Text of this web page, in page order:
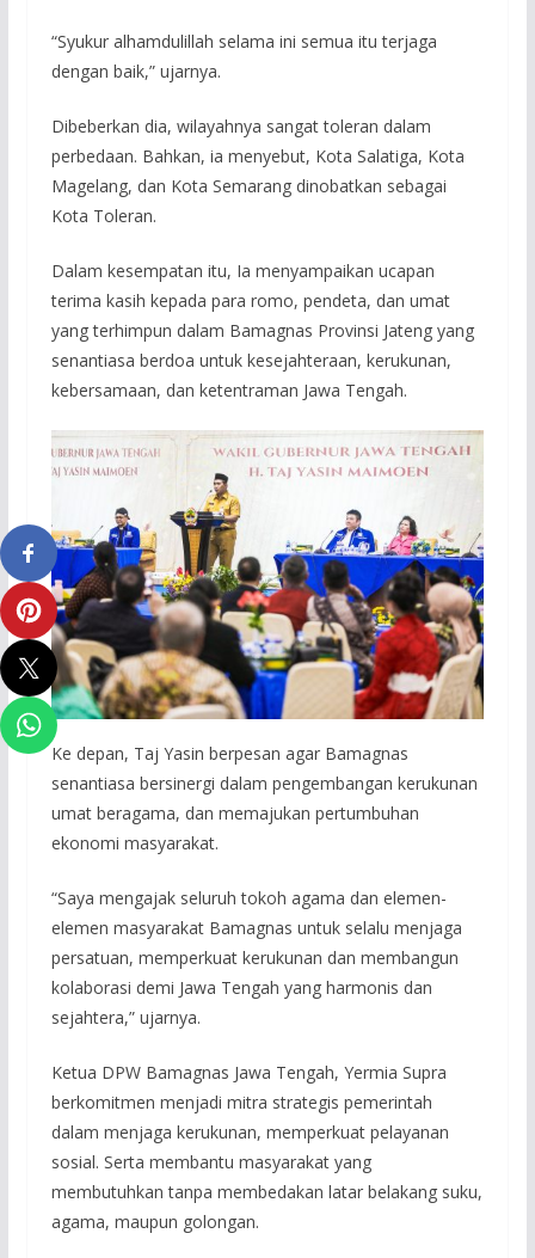
“Syukur alhamdulillah selama ini semua itu terjaga
dengan baik,” ujarnya.
Dibeberkan dia, wilayahnya sangat toleran dalam
perbedaan. Bahkan, ia menyebut, Kota Salatiga, Kota
Magelang, dan Kota Semarang dinobatkan sebagai
Kota Toleran.
Dalam kesempatan itu, Ia menyampaikan ucapan
terima kasih kepada para romo, pendeta, dan umat
yang terhimpun dalam Bamagnas Provinsi Jateng yang
senantiasa berdoa untuk kesejahteraan, kerukunan,
kebersamaan, dan ketentraman Jawa Tengah.
Ke depan, Taj Yasin berpesan agar Bamagnas
senantiasa bersinergi dalam pengembangan kerukunan
umat beragama, dan memajukan pertumbuhan
ekonomi masyarakat.
“Saya mengajak seluruh tokoh agama dan elemen-
elemen masyarakat Bamagnas untuk selalu menjaga
persatuan, memperkuat kerukunan dan membangun
kolaborasi demi Jawa Tengah yang harmonis dan
sejahtera,” ujarnya.
Ketua DPW Bamagnas Jawa Tengah, Yermia Supra
berkomitmen menjadi mitra strategis pemerintah
dalam menjaga kerukunan, memperkuat pelayanan
sosial. Serta membantu masyarakat yang
membutuhkan tanpa membedakan latar belakang suku,
agama, maupun golongan.